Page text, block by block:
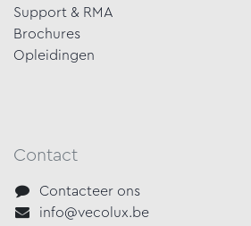
Support & RMA
Brochures
Opleidingen
Contact
Contacteer ons
info@vecolux.be